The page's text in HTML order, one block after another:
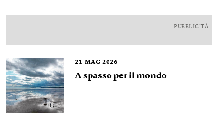
PUBBLICITÀ
21 MAG 2026
A spasso per il mondo